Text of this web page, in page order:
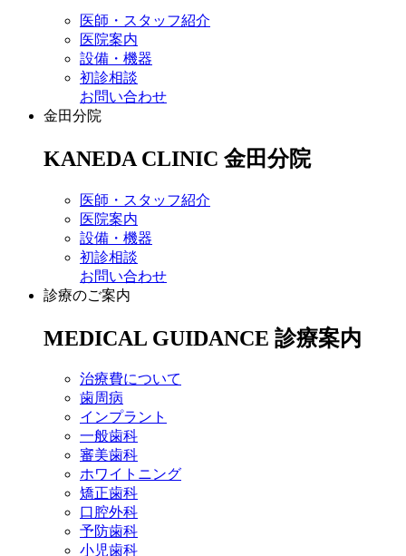
医師・スタッフ紹介
医院案内
設備・機器
初診相談
お問い合わせ
金田分院
KANEDA CLINIC 金田分院
医師・スタッフ紹介
医院案内
設備・機器
初診相談
お問い合わせ
診療のご案内
MEDICAL GUIDANCE 診療案内
治療費について
歯周病
インプラント
一般歯科
審美歯科
ホワイトニング
矯正歯科
口腔外科
予防歯科
小児歯科